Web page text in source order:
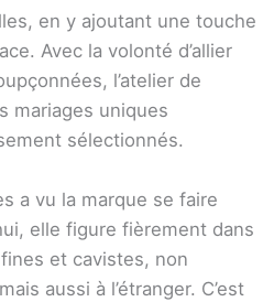
en y ajoutant une touche
Avec la volonté d’allier
l’atelier de
mariages uniques
sélectionnés.
a vu la marque se faire
elle figure fièrement dans
et cavistes, non
aussi à l’étranger. C’est